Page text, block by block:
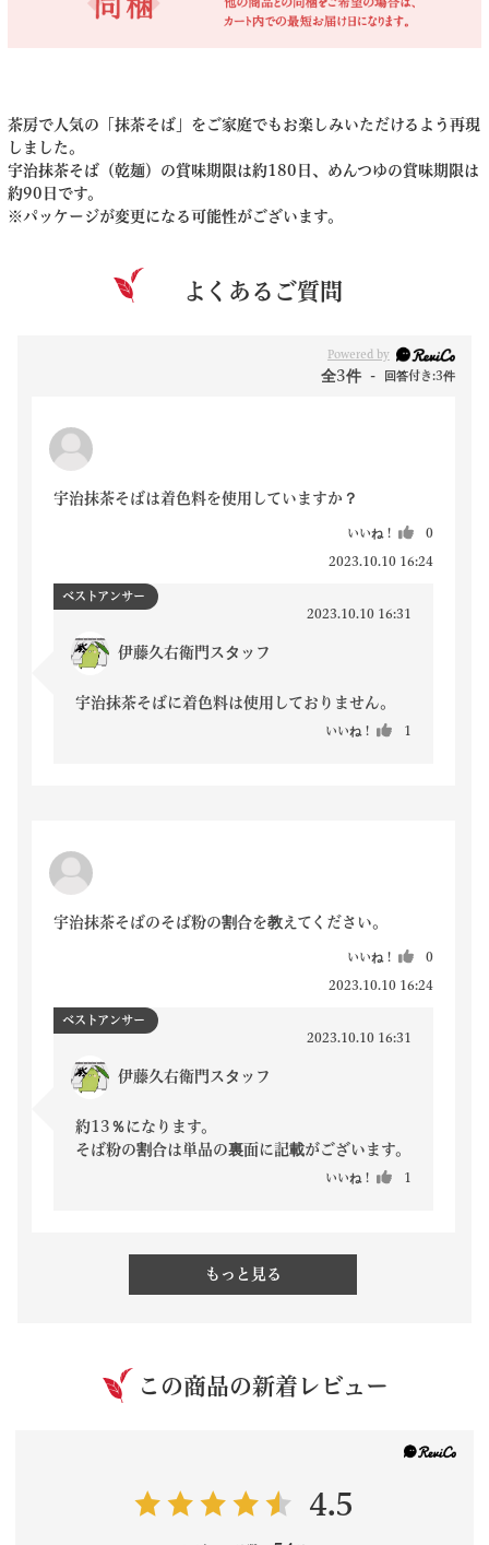
茶房で人気の「抹茶そば」をご家庭でもお楽しみいただけるよう再現
しました。
宇治抹茶そば（乾麺）の賞味期限は約180日、めんつゆの賞味期限は
約90日です。
※パッケージが変更になる可能性がございます。
よくあるご質問
Powered by
全3件 回答付き:3件
宇治抹茶そばは着色料を使用していますか？
いいね！ 0
2023.10.10 16:24
2023.10.10 16:31
伊藤久右衛門スタッフ
宇治抹茶そばに着色料は使用しておりません。
いいね！ 1
ベストアンサー
宇治抹茶そばのそば粉の割合を教えてください。
いいね！ 0
2023.10.10 16:24
2023.10.10 16:31
伊藤久右衛門スタッフ
約13％になります。
そば粉の割合は単品の裏面に記載がございます。
いいね！ 1
ベストアンサー
もっと見る
この商品の新着レビュー
4.5